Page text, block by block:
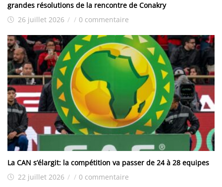
grandes résolutions de la rencontre de Conakry
26 juillet 2026 / / 0 commentaire
La CAN s’élargit: la compétition va passer de 24 à 28 equipes
22 juillet 2026 / / 0 commentaire